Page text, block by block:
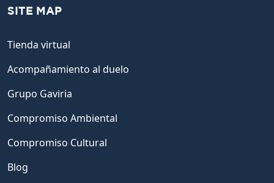
SITE MAP
Tienda virtual
Acompañamiento al duelo
Grupo Gaviria
Compromiso Ambiental
Compromiso Cultural
Blog